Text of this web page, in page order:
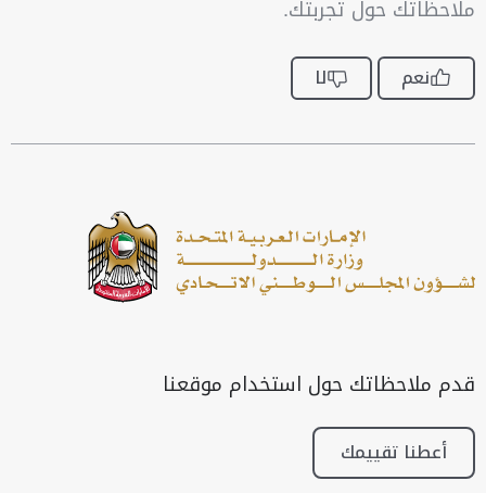
ملاحظاتك حول تجربتك.
نعم لا
قدم ملاحظاتك حول استخدام موقعنا
أعطنا تقييمك